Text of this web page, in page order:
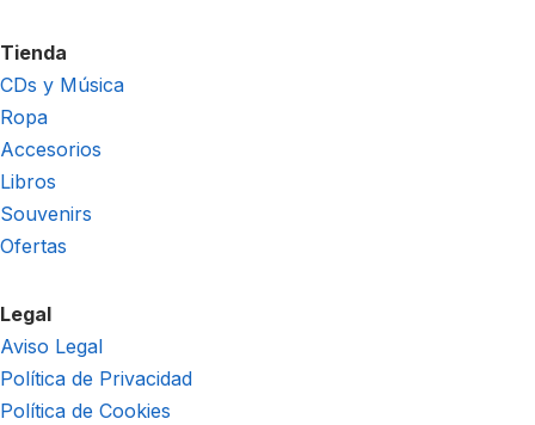
Tienda
CDs y Música
Ropa
Accesorios
Libros
Souvenirs
Ofertas
Legal
Aviso Legal
Política de Privacidad
Política de Cookies